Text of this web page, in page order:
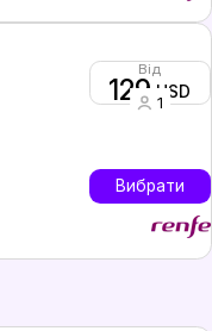
Від
129 USD
1
Вибрати